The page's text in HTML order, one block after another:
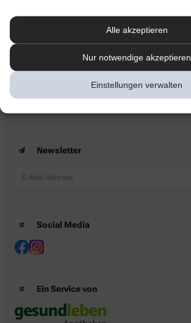
Alle akzeptieren
Nur notwendige akzeptieren
Einstellungen verwalten
apotheke.com Informationen
Newsletter
Barrierefreiheitserklärung
Newsletter
Social Media
Ein Service von